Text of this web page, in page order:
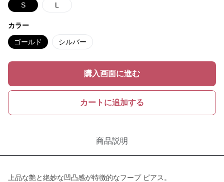
S L
カラー
ゴールド シルバー
購入画面に進む
カートに追加する
商品説明
上品な艶と絶妙な凹凸感が特徴的なフープ ピアス。